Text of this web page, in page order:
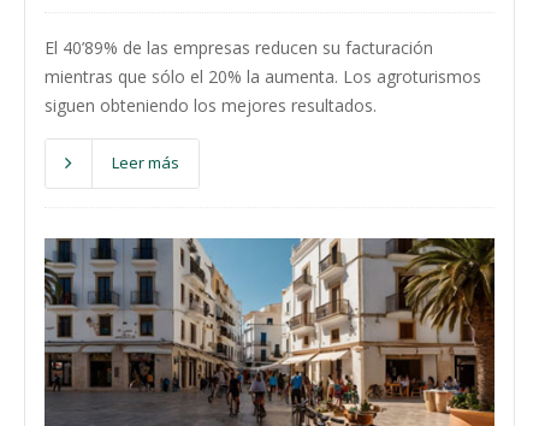
El 40’89% de las empresas reducen su facturación
mientras que sólo el 20% la aumenta. Los agroturismos
siguen obteniendo los mejores resultados.
Leer más